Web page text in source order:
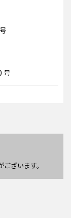
号
ざいます。